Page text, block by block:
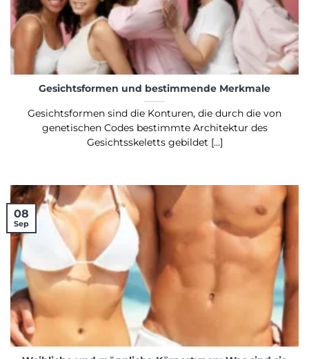
Gesichtsformen und bestimmende Merkmale
Gesichtsformen sind die Konturen, die durch die von
genetischen Codes bestimmte Architektur des
Gesichtsskeletts gebildet [...]
08
Sep